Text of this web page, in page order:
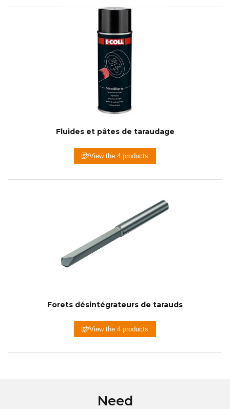
Fluides et pâtes de taraudage
View the 4 products
Forets désintégrateurs de tarauds
View the 4 products
Need